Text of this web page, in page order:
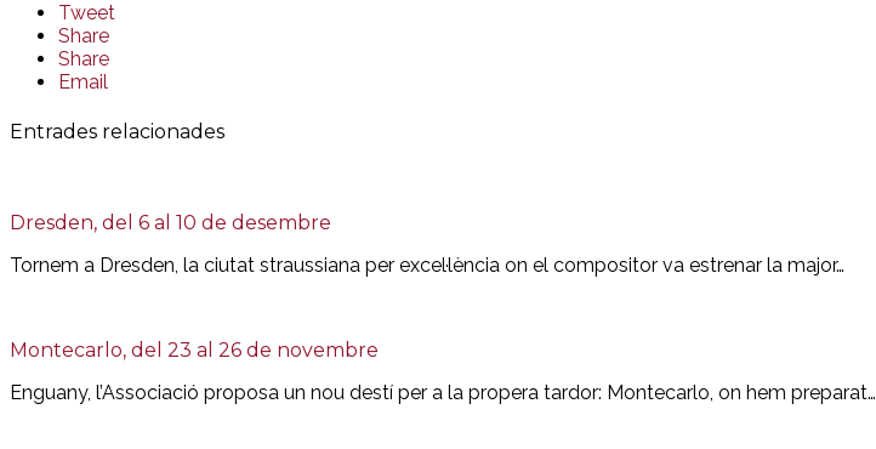
Tweet
Share
Share
Email
Entrades relacionades
Dresden, del 6 al 10 de desembre
Tornem a Dresden, la ciutat straussiana per excel·lència on el compositor va estrenar la major…
Montecarlo, del 23 al 26 de novembre
Enguany, l’Associació proposa un nou destí per a la propera tardor: Montecarlo, on hem preparat…